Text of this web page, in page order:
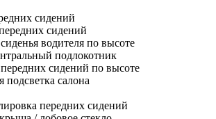
сидений
сидений
водителя по высоте
подлокотник
сидений по высоте
подсветка салона
передних сидений